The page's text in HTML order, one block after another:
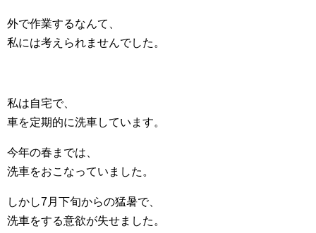
外で作業するなんて、
私には考えられませんでした。
私は自宅で、
車を定期的に洗車しています。
今年の春までは、
洗車をおこなっていました。
しかし7月下旬からの猛暑で、
洗車をする意欲が失せました。